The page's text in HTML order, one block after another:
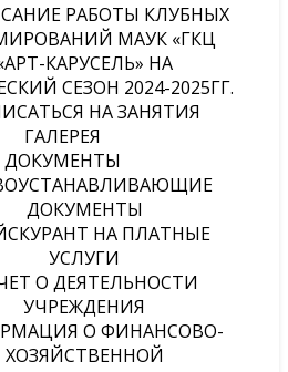
РАБОТЫ КЛУБНЫХ
МАУК «ГКЦ
КАРУСЕЛЬ» НА
СЕЗОН 2024-2025ГГ.
НА ЗАНЯТИЯ
ГАЛЕРЕЯ
ДОКУМЕНТЫ
ДОКУМЕНТЫ
НА ПЛАТНЫЕ
УСЛУГИ
О ДЕЯТЕЛЬНОСТИ
УЧРЕЖДЕНИЯ
О ФИНАНСОВО-
ХОЗЯЙСТВЕННОЙ